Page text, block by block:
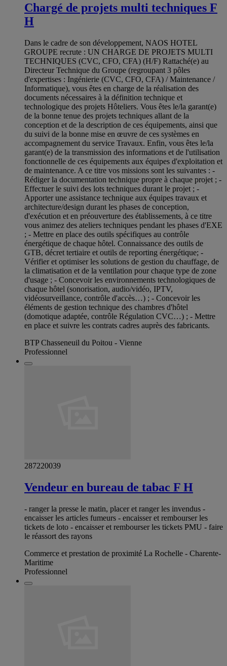
Chargé de projets multi techniques F
H
Dans le cadre de son développement, NAOS HOTEL
GROUPE recrute : UN CHARGE DE PROJETS MULTI
TECHNIQUES (CVC, CFO, CFA) (H/F) Rattaché(e) au
Directeur Technique du Groupe (regroupant 3 pôles
d'expertises : Ingénierie (CVC, CFO, CFA) / Maintenance /
Informatique), vous êtes en charge de la réalisation des
documents nécessaires à la définition technique et
technologique des projets Hôteliers. Vous êtes le/la garant(e)
de la bonne tenue des projets techniques allant de la
conception et de la description de ces équipements, ainsi que
du suivi de la bonne mise en œuvre de ces systèmes en
accompagnement du service Travaux. Enfin, vous êtes le/la
garant(e) de la transmission des informations et de l'utilisation
fonctionnelle de ces équipements aux équipes d'exploitation et
de maintenance. A ce titre vos missions sont les suivantes : -
Rédiger la documentation technique propre à chaque projet ; -
Effectuer le suivi des lots techniques durant le projet ; -
Apporter une assistance technique aux équipes travaux et
architecture/design durant les phases de conception,
d'exécution et en préouverture des établissements, à ce titre
vous animez des ateliers techniques pendant les phases d'EXE
; - Mettre en place des outils spécifiques au contrôle
énergétique de chaque hôtel. Connaissance des outils de
GTB, décret tertiaire et outils de reporting énergétique; -
Vérifier et optimiser les solutions de gestion du chauffage, de
la climatisation et de la ventilation pour chaque type de zone
d'usage ; - Concevoir les environnements technologiques de
chaque hôtel (sonorisation, audio/vidéo, IPTV,
vidéosurveillance, contrôle d'accès…) ; - Concevoir les
éléments de gestion technique des chambres d'hôtel
(domotique adaptée, contrôle Régulation CVC…) ; - Mettre
en place et suivre les contrats cadres auprès des fabricants.
BTP Chasseneuil du Poitou - Vienne
Professionnel
287220039
Vendeur en bureau de tabac F H
- ranger la presse le matin, placer et ranger les invendus -
encaisser les articles fumeurs - encaisser et rembourser les
tickets de loto - encaisser et rembourser les tickets PMU - faire
le réassort des rayons
Commerce et prestation de proximité La Rochelle - Charente-
Maritime
Professionnel